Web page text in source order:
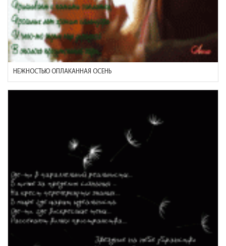
НЕЖНОСТЬЮ ОПЛАКАННАЯ ОСЕНЬ